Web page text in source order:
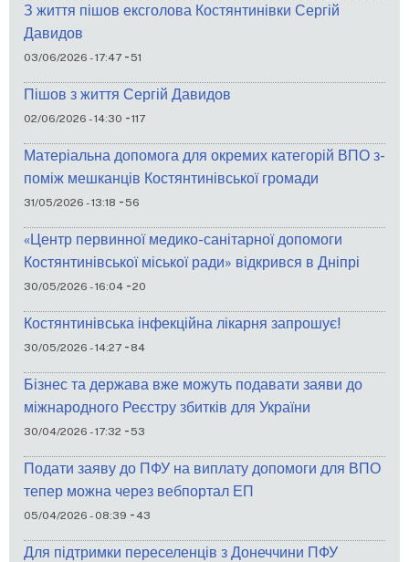
З життя пішов ексголова Костянтинівки Сергій
Давидов
03/06/2026 - 17:47 -51
Пішов з життя Сергій Давидов
02/06/2026 - 14:30 -117
Матеріальна допомога для окремих категорій ВПО з-
поміж мешканців Костянтинівської громади
31/05/2026 - 13:18 -56
«Центр первинної медико-санітарної допомоги
Костянтинівської міської ради» відкрився в Дніпрі
30/05/2026 - 16:04 -20
Костянтинівська інфекційна лікарня запрошує!
30/05/2026 - 14:27 - 84
Бізнес та держава вже можуть подавати заяви до
міжнародного Реєстру збитків для України
30/04/2026 - 17:32 -53
Подати заяву до ПФУ на виплату допомоги для ВПО
тепер можна через вебпортал ЕП
05/04/2026 - 08:39 - 43
Для підтримки переселенців з Донеччини ПФУ